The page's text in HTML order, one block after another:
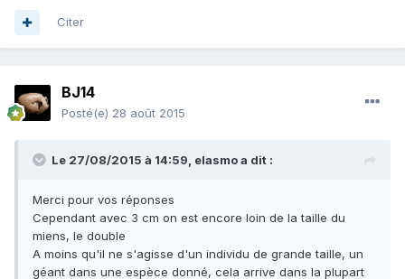
Citer
BJ14
Posté(e) 28 août 2015
Le 27/08/2015 à 14:59, elasmo a dit :
Merci pour vos réponses
Cependant avec 3 cm on est encore loin de la taille du
miens, le double
A moins qu'il ne s'agisse d'un individu de grande taille, un
géant dans une espèce donné, cela arrive dans la plupart